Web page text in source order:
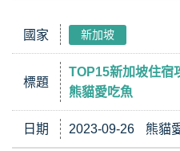
國家 新加坡
標題
TOP15新加坡住宿
熊貓愛吃魚
日期 2023-09-26 熊貓